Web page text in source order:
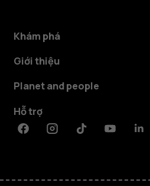
Khám phá
Giới thiệu
Planet and people
Hỗ trợ
FacebookInstagramTiktokYoutube